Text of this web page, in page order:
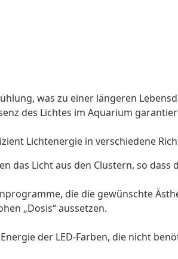
was zu einer längeren
des Lichtes im Aquarium
Lichtenergie in verschiedene
das Licht aus den Clustern, so
die die gewünschte
„Dosis“ aussetzen.
der LED-Farben, die nicht